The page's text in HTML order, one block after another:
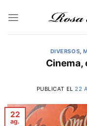
DIVERSOS,
Cinema,
PUBLICAT EL 22
22
ag.